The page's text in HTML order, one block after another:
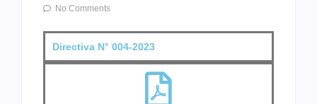
No Comments
Directiva N° 004-2023